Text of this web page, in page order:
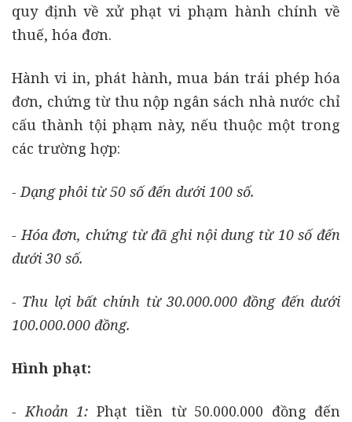
quy định về xử phạt vi phạm hành chính về
thuế, hóa đơn.
Hành vi in, phát hành, mua bán trái phép hóa
đơn, chứng từ thu nộp ngân sách nhà nước chỉ
cấu thành tội phạm này, nếu thuộc một trong
các trường hợp:
- Dạng phôi từ 50 số đến dưới 100 số.
- Hóa đơn, chứng từ đã ghi nội dung từ 10 số đến
dưới 30 số.
- Thu lợi bất chính từ 30.000.000 đồng đến dưới
100.000.000 đồng.
Hình phạt:
- Khoản 1: Phạt tiền từ 50.000.000 đồng đến